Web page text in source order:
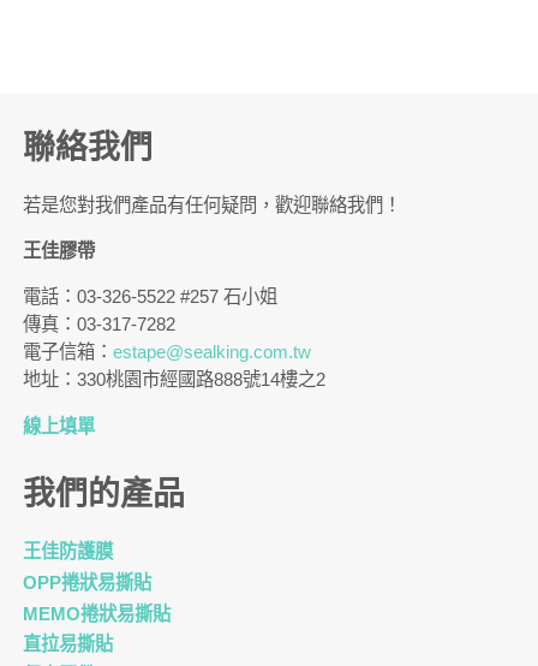
聯絡我們
若是您對我們產品有任何疑問，歡迎聯絡我們！
王佳膠帶
電話：03-326-5522 #257 石小姐
傳真：03-317-7282
電子信箱：estape@sealking.com.tw
地址：330桃園市經國路888號14樓之2
線上填單
我們的產品
王佳防護膜
OPP捲狀易撕貼
MEMO捲狀易撕貼
直拉易撕貼